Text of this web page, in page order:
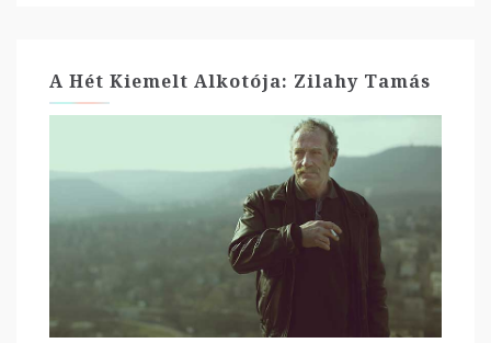
A Hét Kiemelt Alkotója: Zilahy Tamás